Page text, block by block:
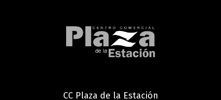
CC Plaza de la Estación